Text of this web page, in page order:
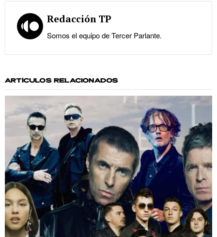
Redacción TP
Somos el equipo de Tercer Parlante.
ARTÍCULOS RELACIONADOS